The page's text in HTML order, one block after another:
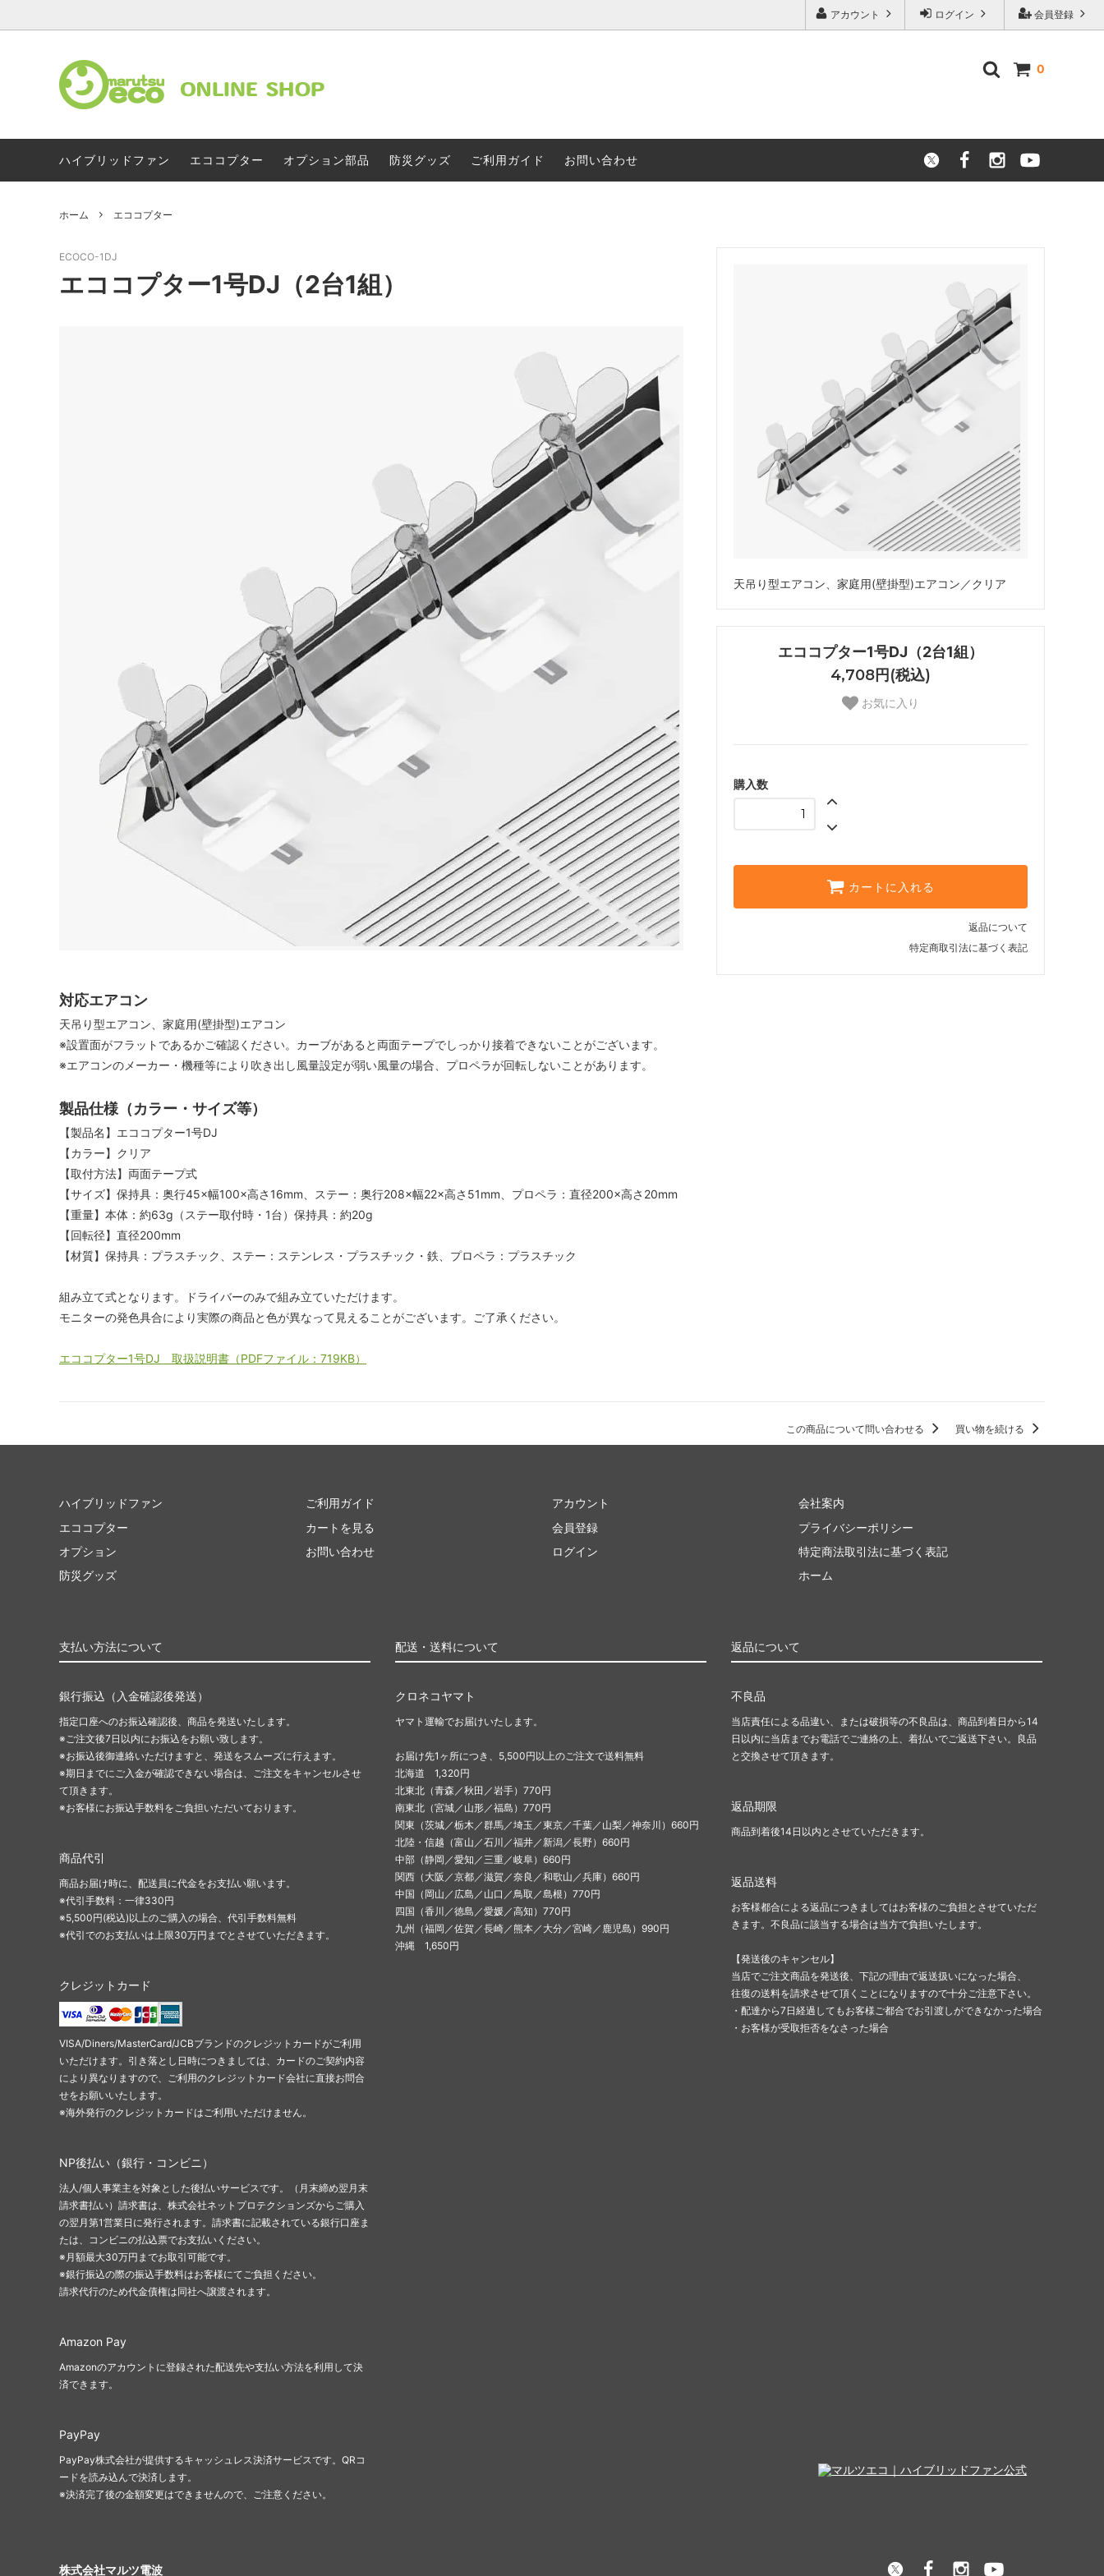
会員登録
ログイン
アカウント
0
ハイブリッドファン エココプター オプション部品 防災グッズ ご利用ガイド お問い合わせ
ホーム エココプター
天吊り型エアコン、家庭用(壁掛型)エアコン／クリア
エココプター1号DJ（2台1組）
4,708円(税込)
お気に入り
購入数
カートに入れる
返品について
特定商取引法に基づく表記
ECOCO-1DJ
エココプター1号DJ（2台1組）
対応エアコン
天吊り型エアコン、家庭用(壁掛型)エアコン
※設置面がフラットであるかご確認ください。カーブがあると両面テープでしっかり接着できないことがございます。
※エアコンのメーカー・機種等により吹き出し風量設定が弱い風量の場合、プロペラが回転しないことがあります。
製品仕様（カラー・サイズ等）
【製品名】エココプター1号DJ
【カラー】クリア
【取付方法】両面テープ式
【サイズ】保持具：奥行45×幅100×高さ16mm、ステー：奥行208×幅22×高さ51mm、プロペラ：直径200×高さ20mm
【重量】本体：約63g（ステー取付時・1台）保持具：約20g
【回転径】直径200mm
【材質】保持具：プラスチック、ステー：ステンレス・プラスチック・鉄、プロペラ：プラスチック
組み立て式となります。ドライバーのみで組み立ていただけます。
モニターの発色具合により実際の商品と色が異なって見えることがございます。ご了承ください。
エココプター1号DJ 取扱説明書（PDFファイル：719KB）
この商品について問い合わせる 買い物を続ける
ハイブリッドファン
エココプター
オプション
防災グッズ
ご利用ガイド
カートを見る
お問い合わせ
アカウント
会員登録
ログイン
会社案内
プライバシーポリシー
特定商法取引法に基づく表記
ホーム
支払い方法について
銀行振込（入金確認後発送）
指定口座へのお振込確認後、商品を発送いたします。
※ご注文後7日以内にお振込をお願い致します。
※お振込後御連絡いただけますと、発送をスムーズに行えます。
※期日までにご入金が確認できない場合は、ご注文をキャンセルさせ
て頂きます。
※お客様にお振込手数料をご負担いただいております。
商品代引
商品お届け時に、配送員に代金をお支払い願います。
※代引手数料：一律330円
※5,500円(税込)以上のご購入の場合、代引手数料無料
※代引でのお支払いは上限30万円までとさせていただきます。
クレジットカード
VISA/Diners/MasterCard/JCBブランドのクレジットカードがご利用
いただけます。引き落とし日時につきましては、カードのご契約内容
により異なりますので、ご利用のクレジットカード会社に直接お問合
せをお願いいたします。
※海外発行のクレジットカードはご利用いただけません。
NP後払い（銀行・コンビニ）
法人/個人事業主を対象とした後払いサービスです。（月末締め翌月末
請求書払い）請求書は、株式会社ネットプロテクションズからご購入
の翌月第1営業日に発行されます。請求書に記載されている銀行口座ま
たは、コンビニの払込票でお支払いください。
※月額最大30万円までお取引可能です。
※銀行振込の際の振込手数料はお客様にてご負担ください。
請求代行のため代金債権は同社へ譲渡されます。
Amazon Pay
Amazonのアカウントに登録された配送先や支払い方法を利用して決
済できます。
PayPay
PayPay株式会社が提供するキャッシュレス決済サービスです。QRコ
ードを読み込んで決済します。
※決済完了後の金額変更はできませんので、ご注意ください。
配送・送料について
クロネコヤマト
ヤマト運輸でお届けいたします。
お届け先1ヶ所につき、5,500円以上のご注文で送料無料
北海道 1,320円
北東北（青森／秋田／岩手）770円
南東北（宮城／山形／福島）770円
関東（茨城／栃木／群馬／埼玉／東京／千葉／山梨／神奈川）660円
北陸・信越（富山／石川／福井／新潟／長野）660円
中部（静岡／愛知／三重／岐阜）660円
関西（大阪／京都／滋賀／奈良／和歌山／兵庫）660円
中国（岡山／広島／山口／鳥取／島根）770円
四国（香川／徳島／愛媛／高知）770円
九州（福岡／佐賀／長崎／熊本／大分／宮崎／鹿児島）990円
沖縄 1,650円
返品について
不良品
当店責任による品違い、または破損等の不良品は、商品到着日から14
日以内に当店までお電話でご連絡の上、着払いでご返送下さい。良品
と交換させて頂きます。
返品期限
商品到着後14日以内とさせていただきます。
返品送料
お客様都合による返品につきましてはお客様のご負担とさせていただ
きます。不良品に該当する場合は当方で負担いたします。
【発送後のキャンセル】
当店でご注文商品を発送後、下記の理由で返送扱いになった場合、
往復の送料を請求させて頂くことになりますので十分ご注意下さい。
・配達から7日経過してもお客様ご都合でお引渡しができなかった場合
・お客様が受取拒否をなさった場合
株式会社マルツ電波